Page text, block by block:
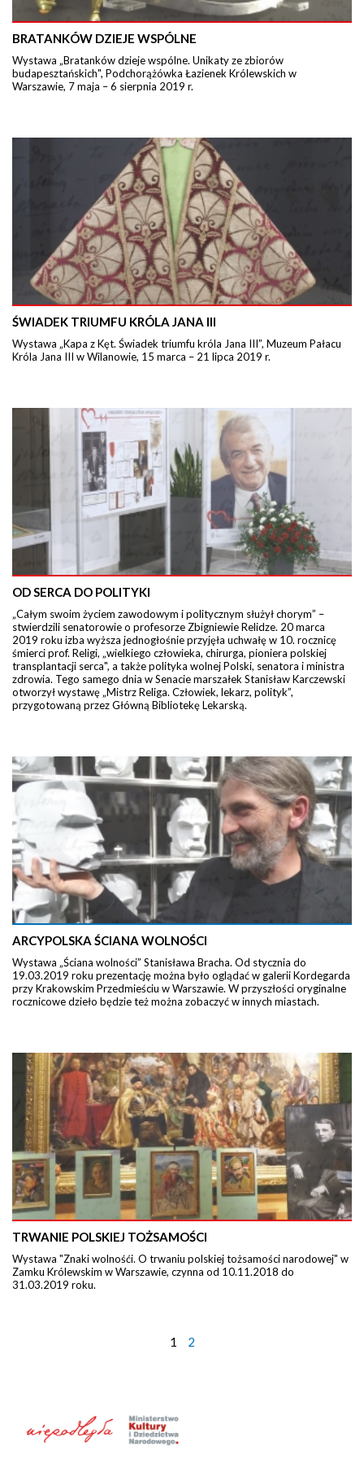
BRATANKÓW DZIEJE WSPÓLNE
Wystawa „Bratanków dzieje wspólne. Unikaty ze zbiorów
budapesztańskich", Podchorążówka Łazienek Królewskich w
Warszawie, 7 maja – 6 sierpnia 2019 r.
ŚWIADEK TRIUMFU KRÓLA JANA III
Wystawa „Kapa z Kęt. Świadek triumfu króla Jana III”, Muzeum Pałacu
Króla Jana III w Wilanowie, 15 marca – 21 lipca 2019 r.
OD SERCA DO POLITYKI
„Całym swoim życiem zawodowym i politycznym służył chorym” –
stwierdzili senatorowie o profesorze Zbigniewie Relidze. 20 marca
2019 roku izba wyższa jednogłośnie przyjęła uchwałę w 10. rocznicę
śmierci prof. Religi, „wielkiego człowieka, chirurga, pioniera polskiej
transplantacji serca", a także polityka wolnej Polski, senatora i ministra
zdrowia. Tego samego dnia w Senacie marszałek Stanisław Karczewski
otworzył wystawę „Mistrz Religa. Człowiek, lekarz, polityk”,
przygotowaną przez Główną Bibliotekę Lekarską.
ARCYPOLSKA ŚCIANA WOLNOŚCI
Wystawa „Ściana wolności” Stanisława Bracha. Od stycznia do
19.03.2019 roku prezentację można było oglądać w galerii Kordegarda
przy Krakowskim Przedmieściu w Warszawie. W przyszłości oryginalne
rocznicowe dzieło będzie też można zobaczyć w innych miastach.
TRWANIE POLSKIEJ TOŻSAMOŚCI
Wystawa "Znaki wolnośći. O trwaniu polskiej tożsamości narodowej" w
Zamku Królewskim w Warszawie, czynna od 10.11.2018 do
31.03.2019 roku.
1 2